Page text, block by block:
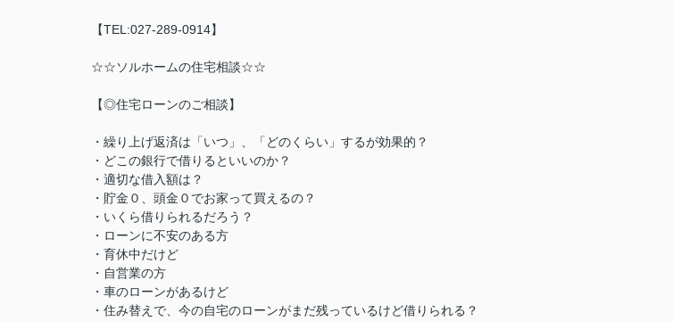
【TEL:027-289-0914】
☆☆ソルホームの住宅相談☆☆
【◎住宅ローンのご相談】
・繰り上げ返済は「いつ」、「どのくらい」するが効果的？
・どこの銀行で借りるといいのか？
・適切な借入額は？
・貯金０、頭金０でお家って買えるの？
・いくら借りられるだろう？
・ローンに不安のある方
・育休中だけど
・自営業の方
・車のローンがあるけど
・住み替えで、今の自宅のローンがまだ残っているけど借りられる？